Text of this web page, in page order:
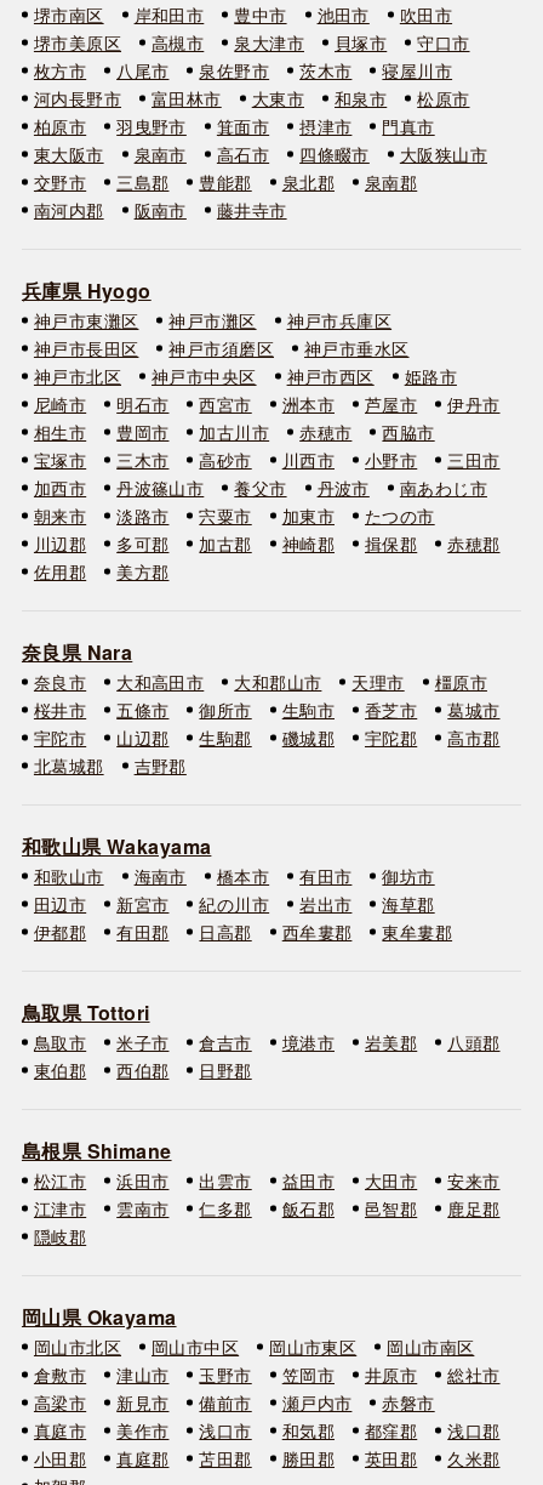
堺市南区
岸和田市 豊中市 池田市
吹田市
堺市美原区
高槻市 泉大津市 貝塚市
守口市
枚方市
八尾市 泉佐野市 茨木市
寝屋川市
河内長野市
富田林市 大東市 和泉市
松原市
柏原市
羽曳野市 箕面市 摂津市
門真市
東大阪市
泉南市 高石市 四條畷市
大阪狭山市
交野市
三島郡 豊能郡 泉北郡
泉南郡
南河内郡
阪南市 藤井寺市
兵庫県 Hyogo
神戸市東灘区 神戸市灘区
神戸市兵庫区
神戸市長田区
神戸市須磨区
神戸市垂水区
神戸市北区
神戸市中央区 神戸市西区
姫路市
尼崎市
明石市 西宮市 洲本市 芦屋市
伊丹市
相生市
豊岡市 加古川市 赤穂市
西脇市
宝塚市
三木市 高砂市 川西市 小野市
三田市
加西市
丹波篠山市 養父市 丹波市
南あわじ市
朝来市
淡路市 宍粟市 加東市
たつの市
川辺郡
多可郡 加古郡 神崎郡 揖保郡
赤穂郡
佐用郡
美方郡
奈良県 Nara
奈良市 大和高田市 大和郡山市 天理市
橿原市
桜井市
五條市 御所市 生駒市 香芝市
葛城市
宇陀市
山辺郡 生駒郡 磯城郡 宇陀郡
高市郡
北葛城郡
吉野郡
和歌山県 Wakayama
和歌山市 海南市 橋本市 有田市
御坊市
田辺市
新宮市 紀の川市 岩出市
海草郡
伊都郡
有田郡 日高郡 西牟婁郡 東牟婁郡
鳥取県 Tottori
鳥取市 米子市 倉吉市 境港市 岩美郡
八頭郡
東伯郡
西伯郡 日野郡
島根県 Shimane
松江市 浜田市 出雲市 益田市 大田市
安来市
江津市
雲南市 仁多郡 飯石郡 邑智郡
鹿足郡
隠岐郡
岡山県 Okayama
岡山市北区 岡山市中区 岡山市東区
岡山市南区
倉敷市
津山市 玉野市 笠岡市 井原市
総社市
高梁市
新見市 備前市 瀬戸内市
赤磐市
真庭市
美作市 浅口市 和気郡 都窪郡
浅口郡
小田郡
真庭郡 苫田郡 勝田郡 英田郡
久米郡